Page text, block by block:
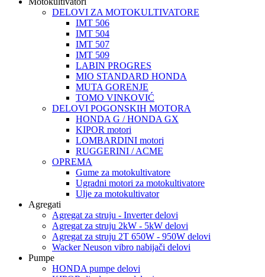
DELOVI ZA MOTOKULTIVATORE
IMT 506
IMT 504
IMT 507
IMT 509
LABIN PROGRES
MIO STANDARD HONDA
MUTA GORENJE
TOMO VINKOVIĆ
DELOVI POGONSKIH MOTORA
HONDA G / HONDA GX
KIPOR motori
LOMBARDINI motori
RUGGERINI / ACME
OPREMA
Gume za motokultivatore
Ugradni motori za motokultivatore
Ulje za motokultivator
Agregati
Agregat za struju - Inverter delovi
Agregat za struju 2kW - 5kW delovi
Agregat za struju 2T 650W - 950W delovi
Wacker Neuson vibro nabijači delovi
Pumpe
HONDA pumpe delovi